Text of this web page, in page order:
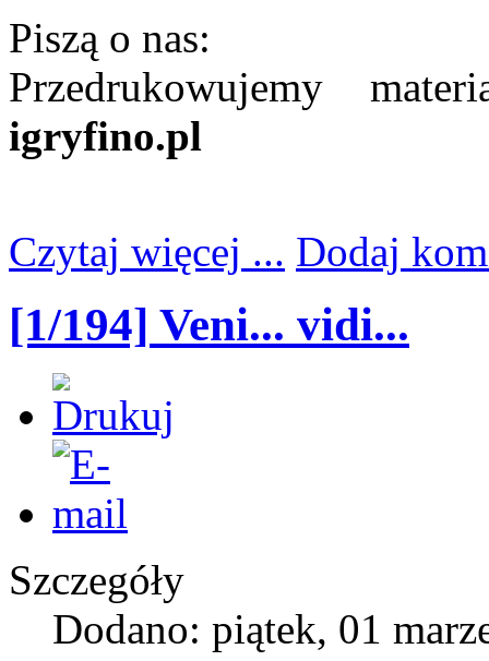
Piszą o nas:
Przedrukowujemy
igryfino.pl
Czytaj więcej ... Dodaj
[1/194] Veni... vidi...
Szczegóły
Dodano: piątek, 01